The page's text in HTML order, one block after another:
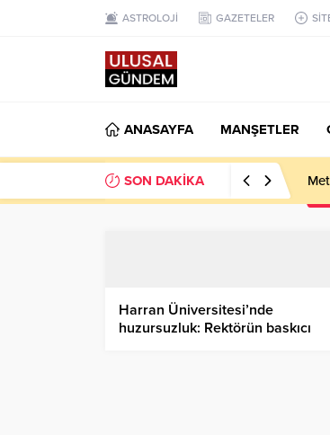
ASTROLOJİ GAZETELER
ANASAYFA MANŞETLER
SON DAKİKA
Harran Üniversitesi’nde
huzursuzluk: Rektörün baskıcı